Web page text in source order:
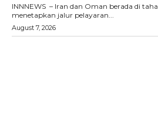
INNNEWS – Iran dan Oman berada di
menetapkan jalur pelayaran...
August 7, 2026